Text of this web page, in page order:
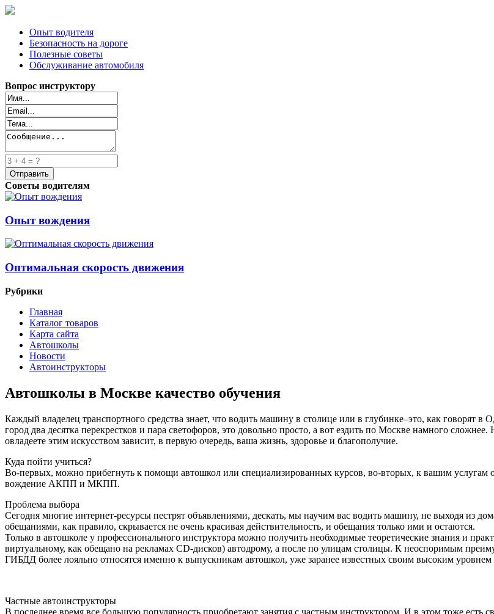
Опыт водителя
Безопасность на дороге
Полезные советы
Обслуживание автомобиля
Вопрос инструктору
Советы водителям
Опыт вождения
Оптимальная скорость движения
Рубрики
Главная
Каталог товаров
Карта сайта
Автошколы
Новости
Автоинструкторы
Автошколы в Москве качество обучения
Каждый владелец транспортного средства знает, что водить машину в столице или в глубинке–это, как говорят
город два десятка перекрестков и пара светофоров, это довольно просто, а вот ездить по Москве намного
овладеете этим искусством зависит, в первую очередь, ваша жизнь, здоровье и благополучие.
Куда пойти учиться?
Во-первых, можно прибегнуть к помощи автошкол или специализированных курсов, во-вторых, к вашим услугам
вождение АКПП и МКПП.
Проблема выбора
Сегодня многие интернет-ресурсы пестрят объявлениями, дескать, мы научим вас водить машину, не выходя из
обещаниями, как правило, скрывается не очень красивая действительность, и обещания только ими и остаются.
Только в автошколе у профессионального инструктора можно получить необходимые теоретические знания и
виртуальному, как обещано на рекламах CD-дисков) автодрому, а после по улицам столицы. К неоспоримым
ГИБДД более лояльно относятся именно к выпускникам автошкол, уже заранее известных своим высоким
Частные автоинструкторы
В последнее время все большую популярность приобретают занятия с частным инструктором. И в этом тоже